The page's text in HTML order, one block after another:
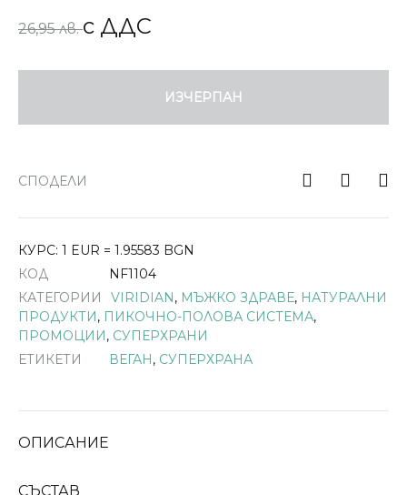
26,95 лв.с ДДС
ИЗЧЕРПАН
СПОДЕЛИ
КУРС: 1 EUR = 1.95583 BGN
КОД
NF1104
КАТЕГОРИИ
VIRIDIAN, МЪЖКО ЗДРАВЕ, НАТУРАЛНИ
ПРОДУКТИ, ПИКОЧНО-ПОЛОВА СИСТЕМА,
ПРОМОЦИИ, СУПЕРХРАНИ
ЕТИКЕТИ
ВЕГАН, СУПЕРХРАНА
ОПИСАНИЕ
СЪСТАВ